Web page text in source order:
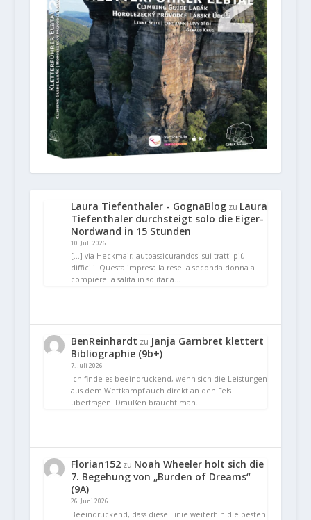
Laura Tiefenthaler - GognaBlogzu Laura
Tiefenthaler durchsteigt solo die Eiger-
Nordwand in 15 Stunden
10. Juli 2026
[…] via Heckmair, autoassicurandosi sui tratti più
difficili. Questa impresa la rese la seconda donna a
compiere la salita in solitaria…
BenReinhardt zu Janja Garnbret klettert
Bibliographie (9b+)
7. Juli 2026
Ich finde es beeindruckend, wenn sich die Leistungen
aus dem Wettkampf auch direkt an den Fels
übertragen. Draußen braucht man…
Florian152zu Noah Wheeler holt sich die
7. Begehung von „Burden of Dreams“
(9A)
26. Juni 2026
Beeindruckend, dass diese Linie weiterhin die besten